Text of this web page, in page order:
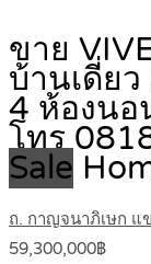
ขาย
บ้านเดี่ย
4 ห้องนอ
โทร
Sale
ถ. กาญจนาภิเษก แ
59,300,000฿